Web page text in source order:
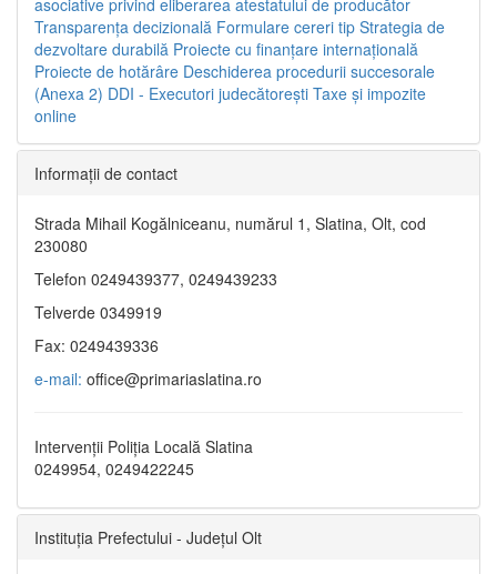
Transparenţa decizională Formulare cereri tip Strategia de
dezvoltare durabilă Proiecte cu finanţare internaţională
Proiecte de hotărâre Deschiderea procedurii succesorale
(Anexa 2) DDI - Executori judecătorești Taxe şi impozite
online
Informaţii de contact
Strada Mihail Kogălniceanu, numărul 1, Slatina, Olt, cod
230080
Telefon 0249439377, 0249439233
Telverde 0349919
Fax: 0249439336
e-mail: office@primariaslatina.ro
Intervenții Poliția Locală Slatina
0249954, 0249422245
Instituția Prefectului - Județul Olt